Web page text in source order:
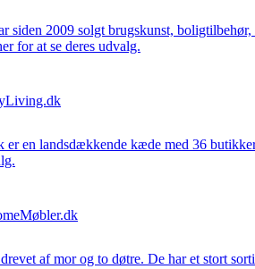
siden 2009 solgt brugskunst,
for at se deres udvalg.
en landsdækkende kæde med 36
af mor og to døtre. De har et stort